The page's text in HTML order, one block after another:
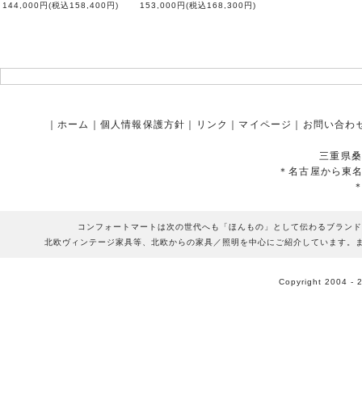
144,000円(税込158,400円)
153,000円(税込168,300円)
ホーム 個人情報保護方針 リンク マイページ お問い合わ
三重県
＊名古屋から東
コンフォートマートは次の世代へも「ほんもの」として伝わるブラン
北欧ヴィンテージ家具等、北欧からの家具／照明を中心にご紹介しています
Copyright 2004 -